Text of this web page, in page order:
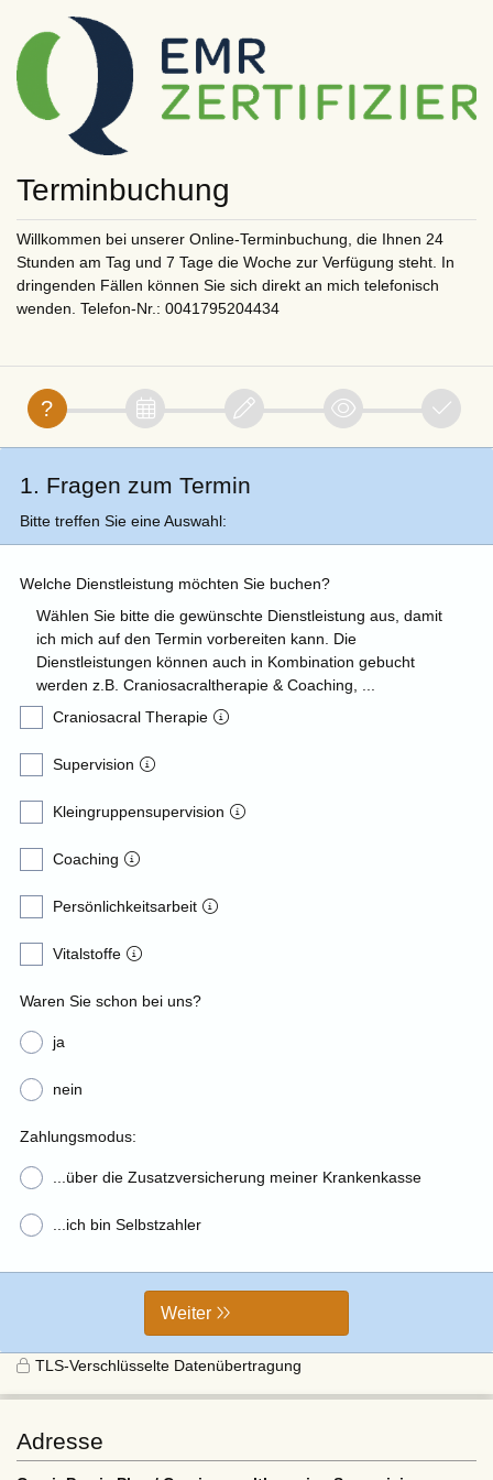
Terminbuchung
Willkommen bei unserer Online-Terminbuchung, die Ihnen 24
Stunden am Tag und 7 Tage die Woche zur Verfügung steht. In
dringenden Fällen können Sie sich direkt an mich telefonisch
wenden. Telefon-Nr.: 0041795204434
1. Fragen zum Termin
Bitte treffen Sie eine Auswahl:
Welche Dienstleistung möchten Sie buchen?
Wählen Sie bitte die gewünschte Dienstleistung aus, damit
ich mich auf den Termin vorbereiten kann. Die
Dienstleistungen können auch in Kombination gebucht
werden z.B. Craniosacraltherapie & Coaching, ...
Craniosacral Therapie
Supervision
Kleingruppensupervision
Coaching
Persönlichkeitsarbeit
Vitalstoffe
Waren Sie schon bei uns?
ja
nein
Zahlungsmodus:
...über die Zusatzversicherung meiner Krankenkasse
...ich bin Selbstzahler
Weiter
TLS-Verschlüsselte Datenübertragung
Adresse